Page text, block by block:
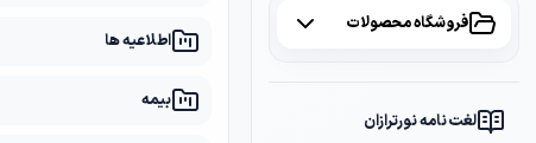
سامانه مودیان
فروشگاه محصولات
لغت نامه نورترازان
اطلاعیه ها
بیمه